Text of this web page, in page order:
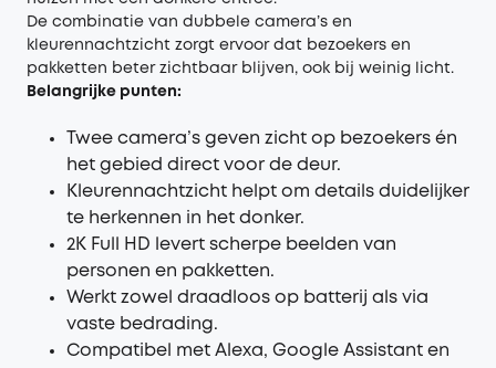
De combinatie van dubbele camera’s en
kleurennachtzicht zorgt ervoor dat bezoekers en
pakketten beter zichtbaar blijven, ook bij weinig licht.
Belangrijke punten:
Twee camera’s geven zicht op bezoekers én
het gebied direct voor de deur.
Kleurennachtzicht helpt om details duidelijker
te herkennen in het donker.
2K Full HD levert scherpe beelden van
personen en pakketten.
Werkt zowel draadloos op batterij als via
vaste bedrading.
Compatibel met Alexa, Google Assistant en